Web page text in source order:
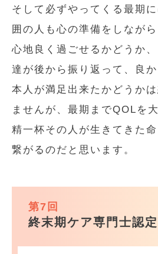
そして必ずやってくる最期
囲の人も心の準備をしなが
心地良く過ごせるかどうか
達が後から振り返って、良か
本人が満足出来たかどうか
ませんが、最期までQOLを
精一杯その人が生きてきた
繋がるのだと思います。
第7回
終末期ケア専門士認